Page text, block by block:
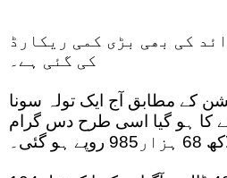
کی قیمت میں آج 10 ہزار سے زائد کی بھی بڑی کمی ریکارڈ
کی گئی ہے۔
کے مطابق آج ایک تولہ سونا
کی کمی سے 4 لاکھ 32 ہزار236 روپے کا ہو گیا اسی طرح دس گرام